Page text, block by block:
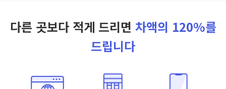
다른 곳보다 적게 드리면 차액의 120%를
드립니다